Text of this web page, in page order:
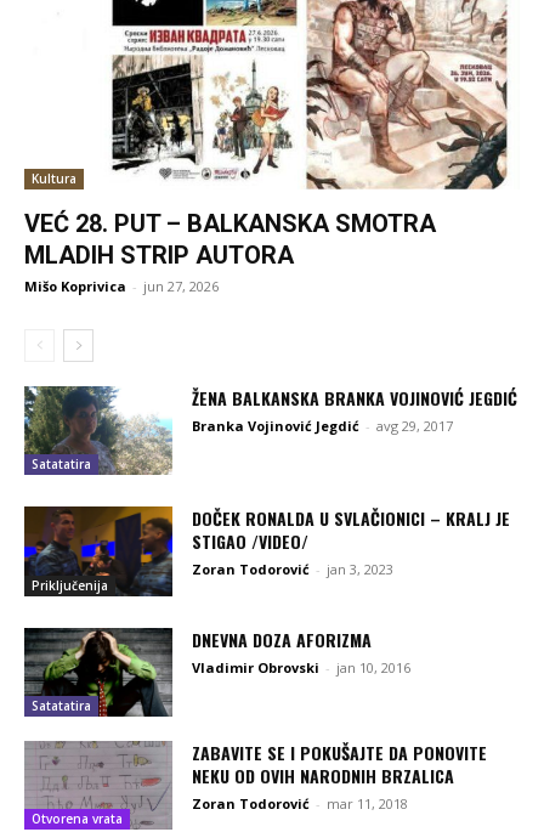
Kultura
VEĆ 28. PUT – BALKANSKA SMOTRA
MLADIH STRIP AUTORA
Mišo Koprivica - jun 27, 2026
Satatatira
ŽENA BALKANSKA BRANKA VOJINOVIĆ JEGDIĆ
Branka Vojinović Jegdić - avg 29, 2017
Priključenija
DOČEK RONALDA U SVLAČIONICI – KRALJ JE
STIGAO /VIDEO/
Zoran Todorović - jan 3, 2023
Satatatira
DNEVNA DOZA AFORIZMA
Vladimir Obrovski - jan 10, 2016
Otvorena vrata
ZABAVITE SE I POKUŠAJTE DA PONOVITE
NEKU OD OVIH NARODNIH BRZALICA
Zoran Todorović - mar 11, 2018